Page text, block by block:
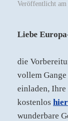
Veröffentlicht am
Liebe
die
vollem
einladen, Ihre
kostenlos hier
wunderbare